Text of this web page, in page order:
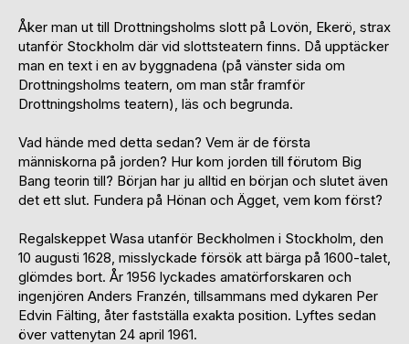
Åker man ut till Drottningsholms slott på Lovön, Ekerö, strax
utanför Stockholm där vid slottsteatern finns. Då upptäcker
man en text i en av byggnadena (på vänster sida om
Drottningsholms teatern, om man står framför
Drottningsholms teatern), läs och begrunda.
Vad hände med detta sedan? Vem är de första
människorna på jorden? Hur kom jorden till förutom Big
Bang teorin till? Början har ju alltid en början och slutet även
det ett slut. Fundera på Hönan och Ägget, vem kom först?
Regalskeppet Wasa utanför Beckholmen i Stockholm, den
10 augusti 1628, misslyckade försök att bärga på 1600-talet,
glömdes bort. År 1956 lyckades amatörforskaren och
ingenjören Anders Franzén, tillsammans med dykaren Per
Edvin Fälting, åter fastställa exakta position. Lyftes sedan
över vattenytan 24 april 1961.